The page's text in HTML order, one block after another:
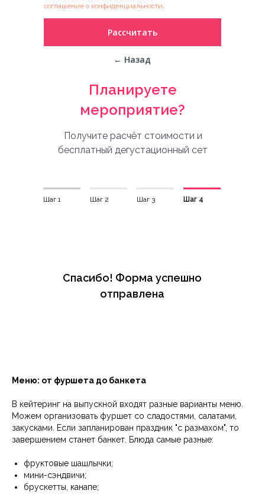
← Назад
Рассчитать
соглашение о конфиденциальности.
Планируете
мероприятие?
Получите расчёт стоимости и
бесплатный дегустационный сет
Шаг 1 Шаг 2 Шаг 3 Шаг 4
Спасибо! Форма успешно
отправлена
Меню: от фуршета до банкета
В кейтеринг на выпускной входят разные варианты меню.
Можем организовать фуршет со сладостями, салатами,
закусками. Если запланирован праздник "с размахом", то
завершением станет банкет. Блюда самые разные:
фруктовые шашлычки;
мини-сэндвичи;
брускетты, канапе;
Аренда шатров, мебели
Подробнее
Декор и флористика